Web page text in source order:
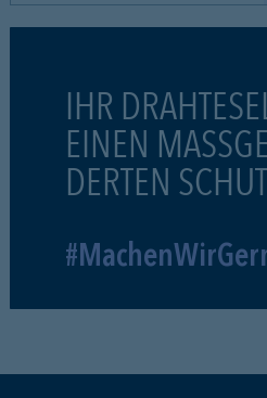
IHR
EINEN
DERTEN